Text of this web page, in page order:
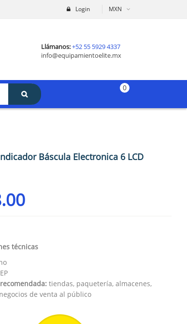
MXN
Login
Llámanos:+52 55 5929 4337
info@equipamientoelite.mx
0
Báscula Electronica 6 LCD
técnicas
tiendas, paquetería, almacenes,
de venta al público